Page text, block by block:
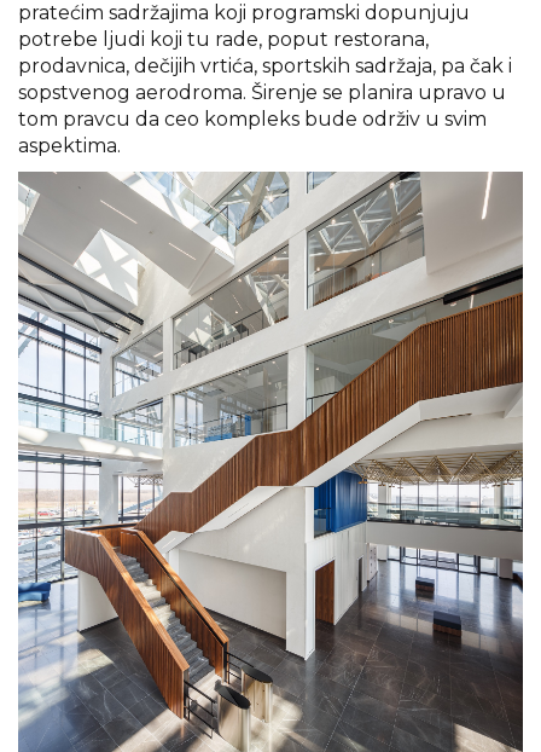
pratećim sadržajima koji programski dopunjuju
potrebe ljudi koji tu rade, poput restorana,
prodavnica, dečijih vrtića, sportskih sadržaja, pa čak i
sopstvenog aerodroma. Širenje se planira upravo u
tom pravcu da ceo kompleks bude održiv u svim
aspektima.